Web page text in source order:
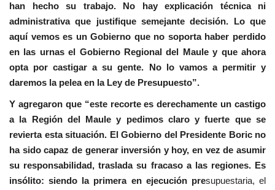
han hecho su trabajo. No hay explicación técnica ni
administrativa que justifique semejante decisión. Lo que
aquí vemos es un Gobierno que no soporta haber perdido
en las urnas el Gobierno Regional del Maule y que ahora
opta por castigar a su gente. No lo vamos a permitir y
daremos la pelea en la Ley de Presupuesto”.
Y agregaron que “este recorte es derechamente un castigo
a la Región del Maule y pedimos claro y fuerte que se
revierta esta situación. El Gobierno del Presidente Boric no
ha sido capaz de generar inversión y hoy, en vez de asumir
su responsabilidad, traslada su fracaso a las regiones. Es
insólito: siendo la primera en ejecución presupuestaria, el